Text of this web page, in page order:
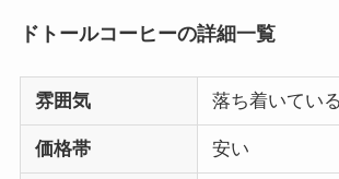
ドトールコーヒーの詳細一覧
雰囲気 落ち着いている
価格帯 安い